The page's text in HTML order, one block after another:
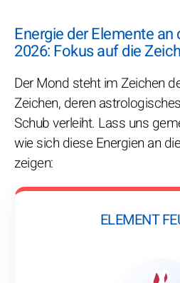
Energie der Elemente
2026: Fokus auf die
Der Mond steht im Zeichen
Zeichen, deren
Schub verleiht. Lass uns
wie sich diese Energien an
zeigen:
ELEMENT